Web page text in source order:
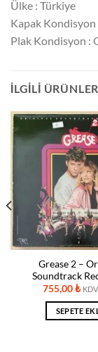
Ülke : Türkiye
Kapak
Plak Kondisyon :
İLGILI ÜRÜNLER
Grease 2 –
Soundtrack
755,00₺
SEPETE